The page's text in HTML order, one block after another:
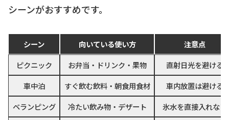
シーンがおすすめです。
シーン 向いている使い方
注意点
ピクニック
お弁当・ドリンク・果物
直射日光を避ける
車中泊
すぐ飲む飲料・朝食用食材
車内放置は避ける
ベランピング
冷たい飲み物・デザート
氷水を直接入れない